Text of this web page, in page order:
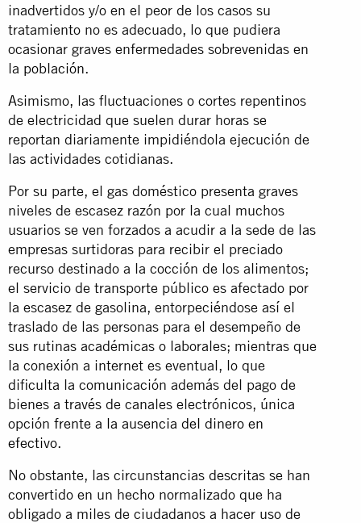
inadvertidos y/o en el peor de los casos su
tratamiento no es adecuado, lo que pudiera
ocasionar graves enfermedades sobrevenidas en
la población.
Asimismo, las fluctuaciones o cortes repentinos
de electricidad que suelen durar horas se
reportan diariamente impidiéndola ejecución de
las actividades cotidianas.
Por su parte, el gas doméstico presenta graves
niveles de escasez razón por la cual muchos
usuarios se ven forzados a acudir a la sede de las
empresas surtidoras para recibir el preciado
recurso destinado a la cocción de los alimentos;
el servicio de transporte público es afectado por
la escasez de gasolina, entorpeciéndose así el
traslado de las personas para el desempeño de
sus rutinas académicas o laborales; mientras que
la conexión a internet es eventual, lo que
dificulta la comunicación además del pago de
bienes a través de canales electrónicos, única
opción frente a la ausencia del dinero en
efectivo.
No obstante, las circunstancias descritas se han
convertido en un hecho normalizado que ha
obligado a miles de ciudadanos a hacer uso de